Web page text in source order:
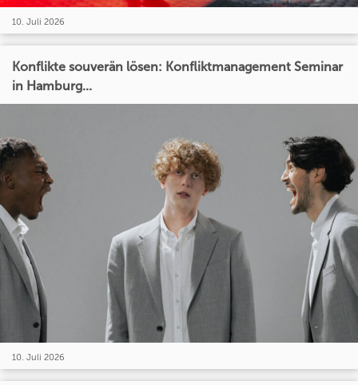
10. Juli 2026
Konflikte souverän lösen: Konfliktmanagement Seminar
in Hamburg...
10. Juli 2026